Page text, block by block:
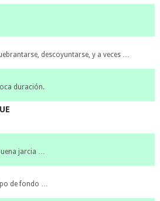
descoyuntarse, y a veces …
duración.
jarcia …
de fondo …